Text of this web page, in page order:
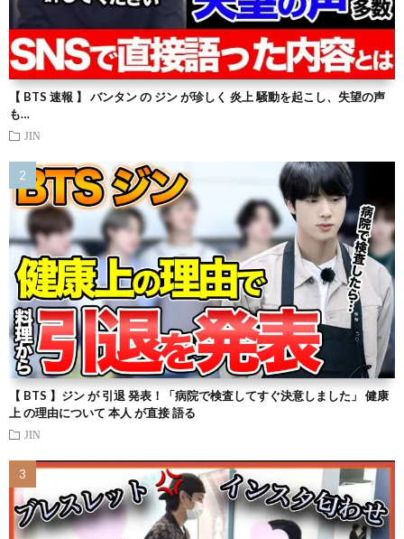
【 BTS 速報 】 バンタン の ジン が珍しく 炎上 騒動を起こし、失望の声
も…
JIN
【 BTS 】ジン が 引退 発表！「病院で検査してすぐ決意しました」 健康
上 の理由について 本人 が直接 語る
JIN